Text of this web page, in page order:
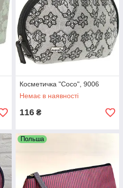
Косметичка "Сосо", 9006
Немає в наявності
116 ₴
Польша